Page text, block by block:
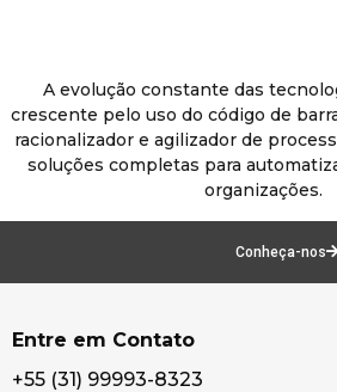
A evolução constante das
crescente pelo uso do código de
racionalizador e agilizador de
soluções completas para
organizações.
Conheça-nos
Entre em Contato
+55 (31) 99993-8323